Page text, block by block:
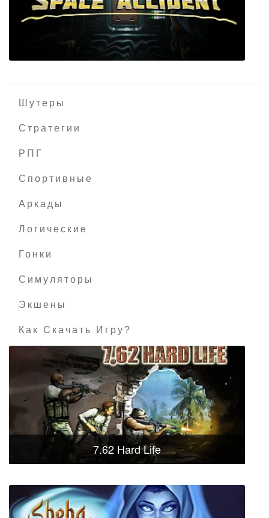
Prime World: Defenders
Шутеры
Стратегии
РПГ
Спортивные
Аркады
Логические
Гонки
Симуляторы
Экшены
Как Скачать Игру?
7.62 Hard Life